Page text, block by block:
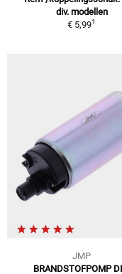
div. modellen
€ 5,991
JMP
BRANDSTOFPOMP